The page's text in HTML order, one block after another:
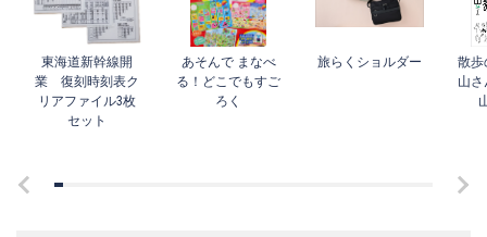
東海道新幹線開
業 復刻時刻表ク
リアファイル3枚
セット
あそんで まなべ
る！どこでもすご
ろく
旅らくショルダー
散歩
山さ